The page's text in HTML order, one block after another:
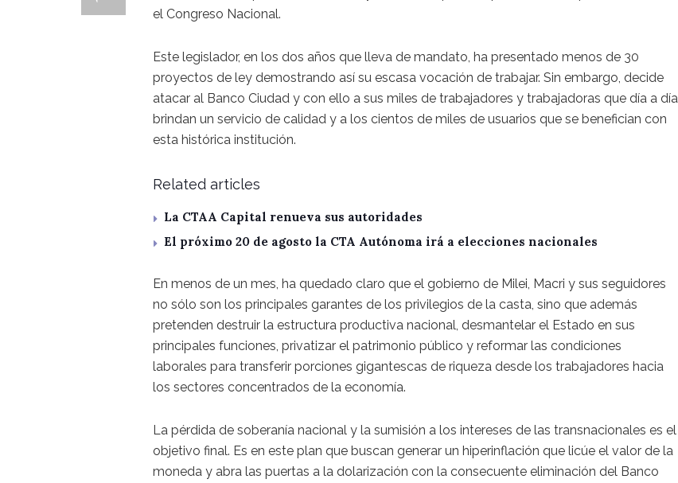
el Congreso Nacional.
Este legislador, en los dos años que lleva de mandato, ha presentado menos de 30
proyectos de ley demostrando así su escasa vocación de trabajar. Sin embargo, decide
atacar al Banco Ciudad y con ello a sus miles de trabajadores y trabajadoras que día a día
brindan un servicio de calidad y a los cientos de miles de usuarios que se benefician con
esta histórica institución.
Related articles
La CTAA Capital renueva sus autoridades
El próximo 20 de agosto la CTA Autónoma irá a elecciones nacionales
En menos de un mes, ha quedado claro que el gobierno de Milei, Macri y sus seguidores
no sólo son los principales garantes de los privilegios de la casta, sino que además
pretenden destruir la estructura productiva nacional, desmantelar el Estado en sus
principales funciones, privatizar el patrimonio público y reformar las condiciones
laborales para transferir porciones gigantescas de riqueza desde los trabajadores hacia
los sectores concentrados de la economía.
La pérdida de soberanía nacional y la sumisión a los intereses de las transnacionales es el
objetivo final. Es en este plan que buscan generar un hiperinflación que licúe el valor de la
moneda y abra las puertas a la dolarización con la consecuente eliminación del Banco